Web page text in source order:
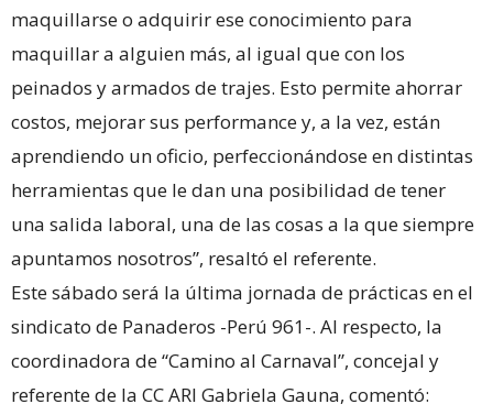
maquillarse o adquirir ese conocimiento para
maquillar a alguien más, al igual que con los
peinados y armados de trajes. Esto permite ahorrar
costos, mejorar sus performance y, a la vez, están
aprendiendo un oficio, perfeccionándose en distintas
herramientas que le dan una posibilidad de tener
una salida laboral, una de las cosas a la que siempre
apuntamos nosotros”, resaltó el referente.
Este sábado será la última jornada de prácticas en el
sindicato de Panaderos -Perú 961-. Al respecto, la
coordinadora de “Camino al Carnaval”, concejal y
referente de la CC ARI Gabriela Gauna, comentó: